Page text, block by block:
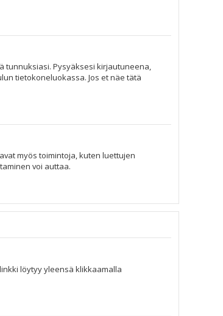
tunnuksiasi. Pysyäksesi kirjautuneena,
tietokoneluokassa. Jos et näe tätä
myös toimintoja, kuten luettujen
voi auttaa.
löytyy yleensä klikkaamalla